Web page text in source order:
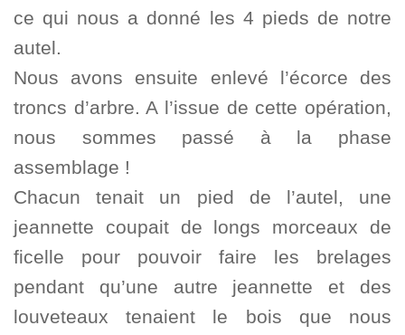
ce qui nous a donné les 4 pieds de notre
autel.
Nous avons ensuite enlevé l’écorce des
troncs d’arbre. A l’issue de cette opération,
nous sommes passé à la phase
assemblage !
Chacun tenait un pied de l’autel, une
jeannette coupait de longs morceaux de
ficelle pour pouvoir faire les brelages
pendant qu’une autre jeannette et des
louveteaux tenaient le bois que nous